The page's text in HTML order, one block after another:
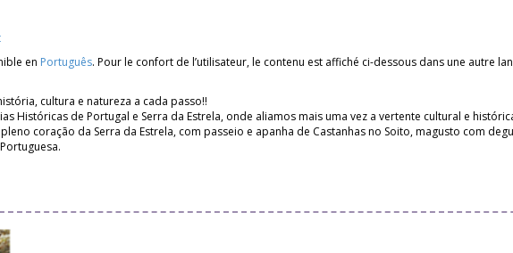
en Português. Pour le confort de l’utilisateur, le contenu est affiché ci-dessous dans une autre
cultura e natureza a cada passo!!
Históricas de Portugal e Serra da Estrela, onde aliamos mais uma vez a vertente cultural e
coração da Serra da Estrela, com passeio e apanha de Castanhas no Soito, magusto com